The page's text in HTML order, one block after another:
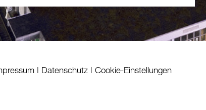
Datenschutz Cookie-Einstellungen